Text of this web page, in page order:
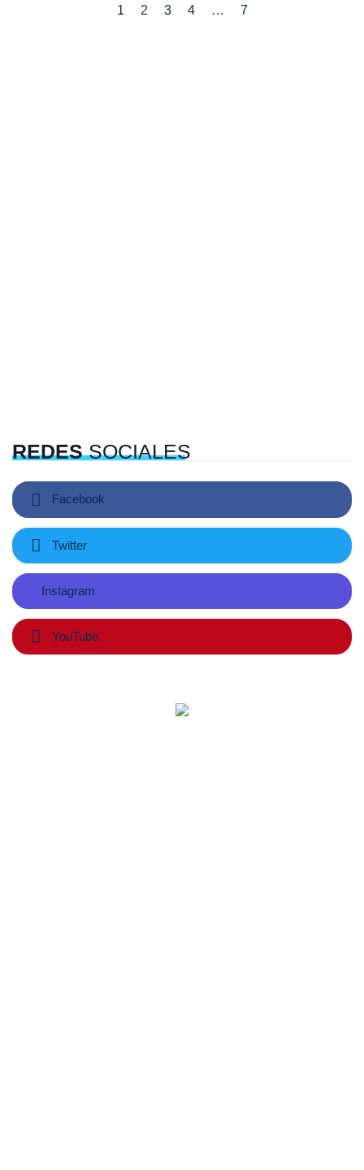
1 2 3 4 … 7
REDESSOCIALES
Facebook
Twitter
Instagram
YouTube